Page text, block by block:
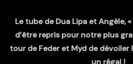
Le tube de Dua Lipa et Angèle,
d’être repris pour notre plus
tour de Feder et Myd de
un régal !